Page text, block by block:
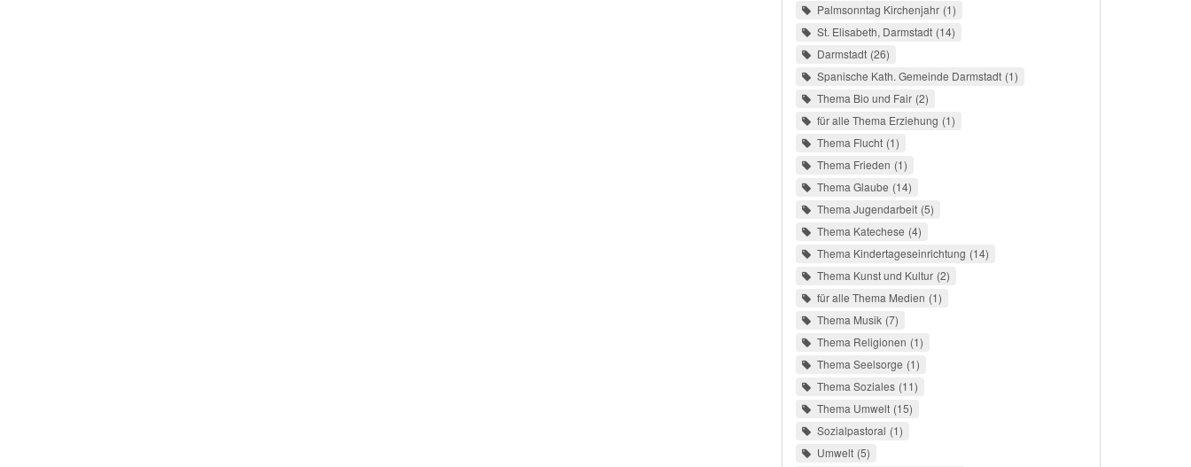
Palmsonntag Kirchenjahr 1
St. Elisabeth, Darmstadt 14
Darmstadt 26
Spanische Kath. Gemeinde Darmstadt 1
Thema Bio und Fair 2
für alle Thema Erziehung 1
Thema Flucht 1
Thema Frieden 1
Thema Glaube 14
Thema Jugendarbeit 5
Thema Katechese 4
Thema Kindertageseinrichtung 14
Thema Kunst und Kultur 2
für alle Thema Medien 1
Thema Musik 7
Thema Religionen 1
Thema Seelsorge 1
Thema Soziales 11
Thema Umwelt 15
Sozialpastoral 1
Umwelt 5